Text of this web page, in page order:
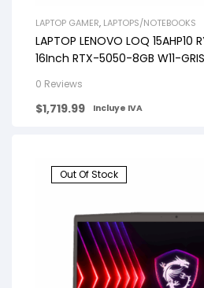
LAPTOP GAMER, LAPTOPS/NOTEBOOKS
LAPTOP LENOVO LOQ 15AHP10
16Inch RTX-5050-8GB W11-GRIS
0 Reviews
$1,719.99 Incluye IVA
Out Of Stock